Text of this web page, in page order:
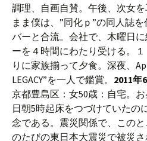
調理、自画自賛。午後、次女
まま僕は、”同化ｐ”の同人誌
バーと合流。会社で、木曜日
ーを４時間にわたり受ける。
りに家族揃って夕食。深夜、
LEGACY”を一人で鑑賞。 2011年
京都豊島区：女50歳：自宅。
日朝5時起床をつづけていたの
念である。震災関係で、この
のたびの東日本大震災で被災